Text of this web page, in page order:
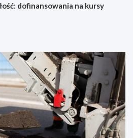
dofinansowania na kursy